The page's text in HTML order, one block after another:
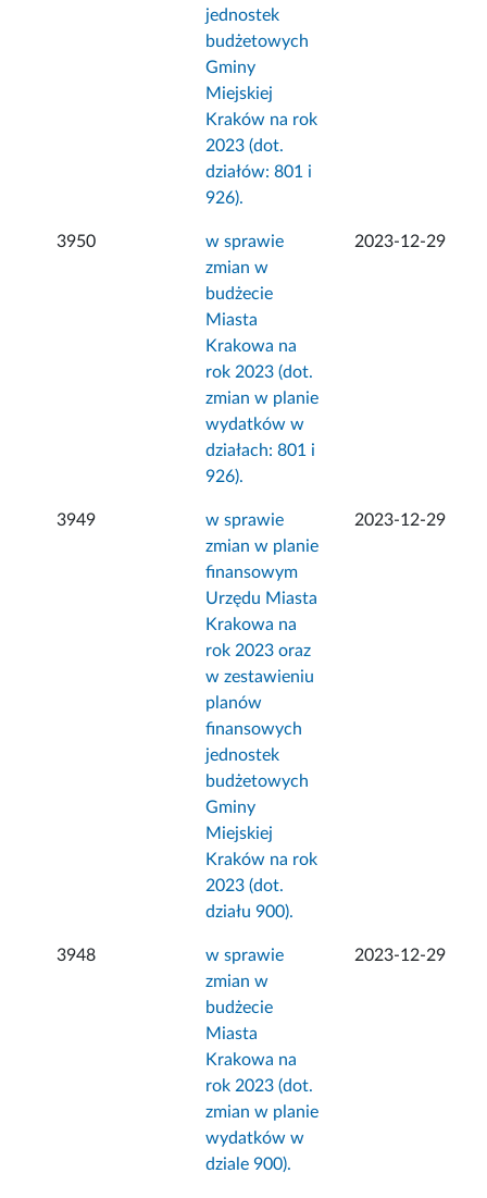
jednostek
budżetowych
Gminy
Miejskiej
Kraków na rok
2023 (dot.
działów: 801 i
926).
3950
w sprawie
zmian w
budżecie
Miasta
Krakowa na
rok 2023 (dot.
zmian w planie
wydatków w
działach: 801 i
926).
2023-12-29
3949
w sprawie
zmian w planie
finansowym
Urzędu Miasta
Krakowa na
rok 2023 oraz
w zestawieniu
planów
finansowych
jednostek
budżetowych
Gminy
Miejskiej
Kraków na rok
2023 (dot.
działu 900).
2023-12-29
3948
w sprawie
zmian w
budżecie
Miasta
Krakowa na
rok 2023 (dot.
zmian w planie
wydatków w
dziale 900).
2023-12-29